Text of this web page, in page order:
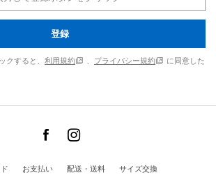
登録
すると、 利用規約 、 プライバシー規約
に同意した
お支払い 配送・送料
サイズ交換